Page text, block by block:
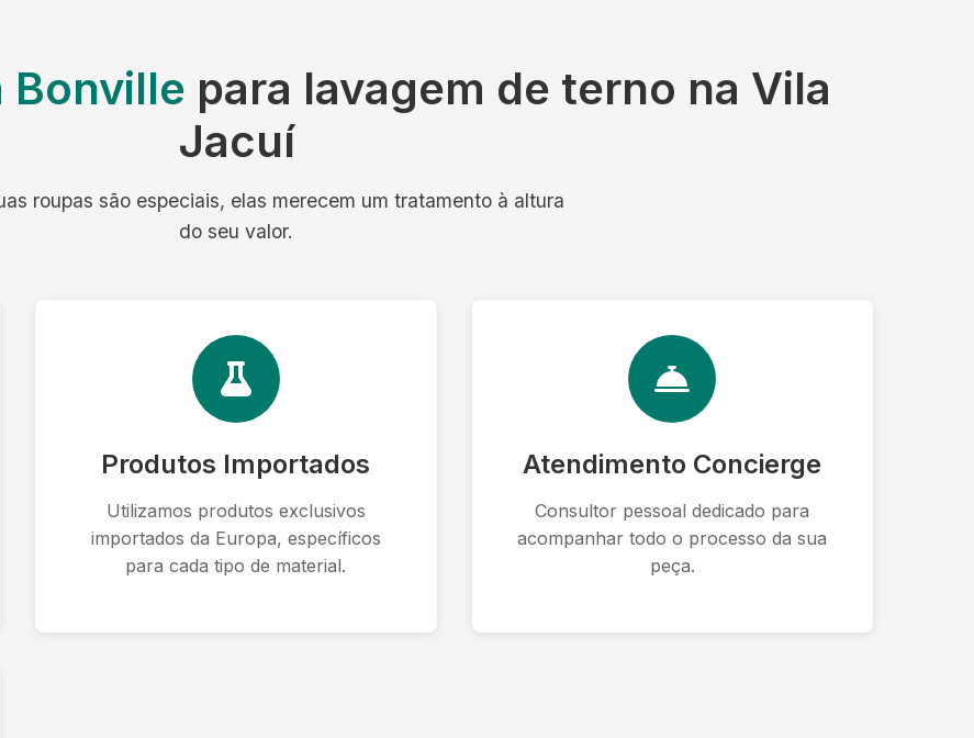
Bonville para lavagem de terno na Vila
Jacuí
roupas são especiais, elas merecem um tratamento à altura
do seu valor.
Produtos Importados
Utilizamos produtos exclusivos
importados da Europa, específicos
para cada tipo de material.
Atendimento Concierge
Consultor pessoal dedicado para
acompanhar todo o processo da sua
peça.